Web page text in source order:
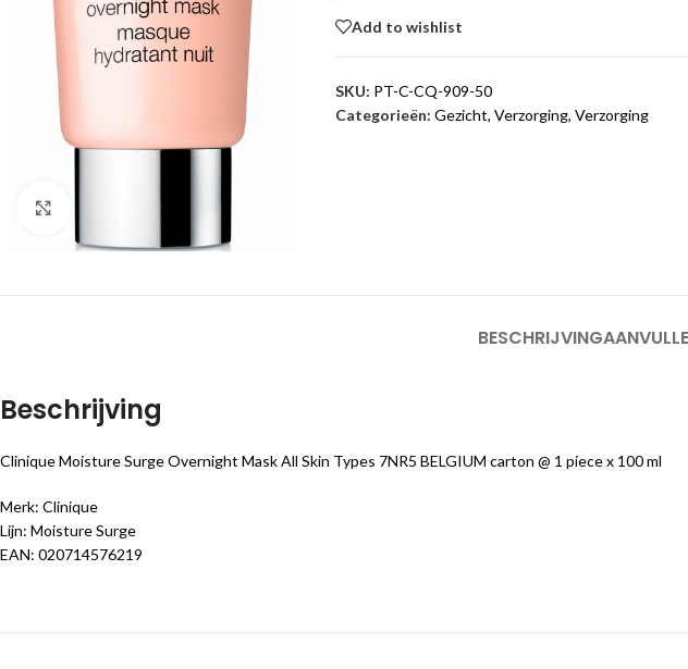
Add to wishlist
SKU: PT-C-CQ-909-50
Categorieën: Gezicht, Verzorging, Verzorging
BESCHRIJVING
Beschrijving
Clinique Moisture Surge Overnight Mask All Skin Types 7NR5 BELGIUM carton @ 1 piece x 100 ml
Merk: Clinique
Lijn: Moisture Surge
EAN: 020714576219